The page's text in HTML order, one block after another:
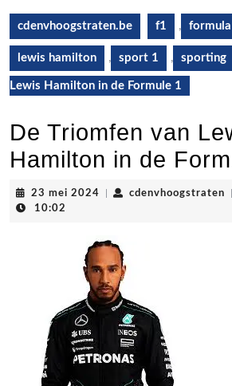
cdenvhoogstraten.be f1 ,
lewis hamilton , sport 1 , sporting
Lewis Hamilton in de Formule 1
De Triomfen van
Hamilton in de
23 mei 2024 23
cdenvhoogstraten
10:02